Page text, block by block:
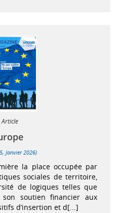
Article
Janvier 2026)
la place occupée par
sociales de territoire,
de logiques telles que
soutien financier aux
d’insertion et d[...]